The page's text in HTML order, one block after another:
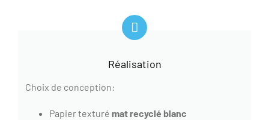
Réalisation
Choix de conception:
Papier texturé mat recyclé blanc